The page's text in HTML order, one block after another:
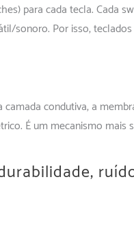
para cada tecla. Cada
sonoro. Por isso,
condutiva, a
É um mecanismo mais